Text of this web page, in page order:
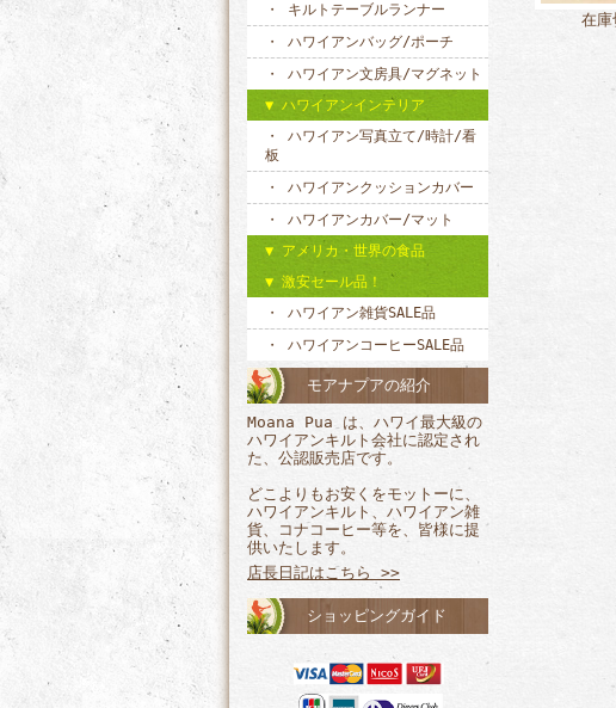
キルトテーブルランナー
ハワイアンバッグ/ポーチ
ハワイアン文房具/マグネット
ハワイアンインテリア
ハワイアン写真立て/時計/看
板
ハワイアンクッションカバー
ハワイアンカバー/マット
アメリカ・世界の食品
激安セール品！
ハワイアン雑貨SALE品
ハワイアンコーヒーSALE品
モアナプアの紹介
Moana Pua は、ハワイ最大級の
ハワイアンキルト会社に認定され
た、公認販売店です。
どこよりもお安くをモットーに、
ハワイアンキルト、ハワイアン雑
貨、コナコーヒー等を、皆様に提
供いたします。
店長日記はこちら >>
ショッピングガイド
在庫